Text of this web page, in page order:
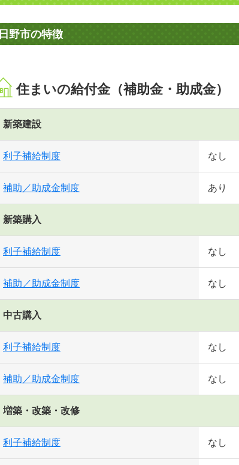
日野市の特徴
住まいの給付金（補助金・助成金）
新築建設
利子補給制度 なし
補助／助成金制度 あり
新築購入
利子補給制度 なし
補助／助成金制度 なし
中古購入
利子補給制度 なし
補助／助成金制度 なし
増築・改築・改修
利子補給制度 なし